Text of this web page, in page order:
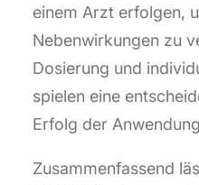
einem Arzt erfolgen,
Nebenwirkungen zu
Dosierung und
spielen eine
Erfolg der
Zusammenfassend